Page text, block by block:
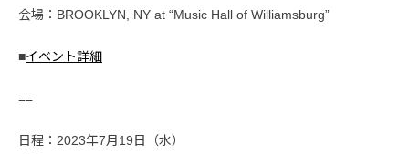
会場：BROOKLYN, NY at “Music Hall of Williamsburg”
■イベント詳細
==
日程：2023年7月19日（水）